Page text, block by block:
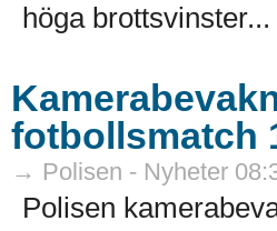
höga brottsvinster...
fotbollsmatch
→ Polisen - Nyheter
Polisen